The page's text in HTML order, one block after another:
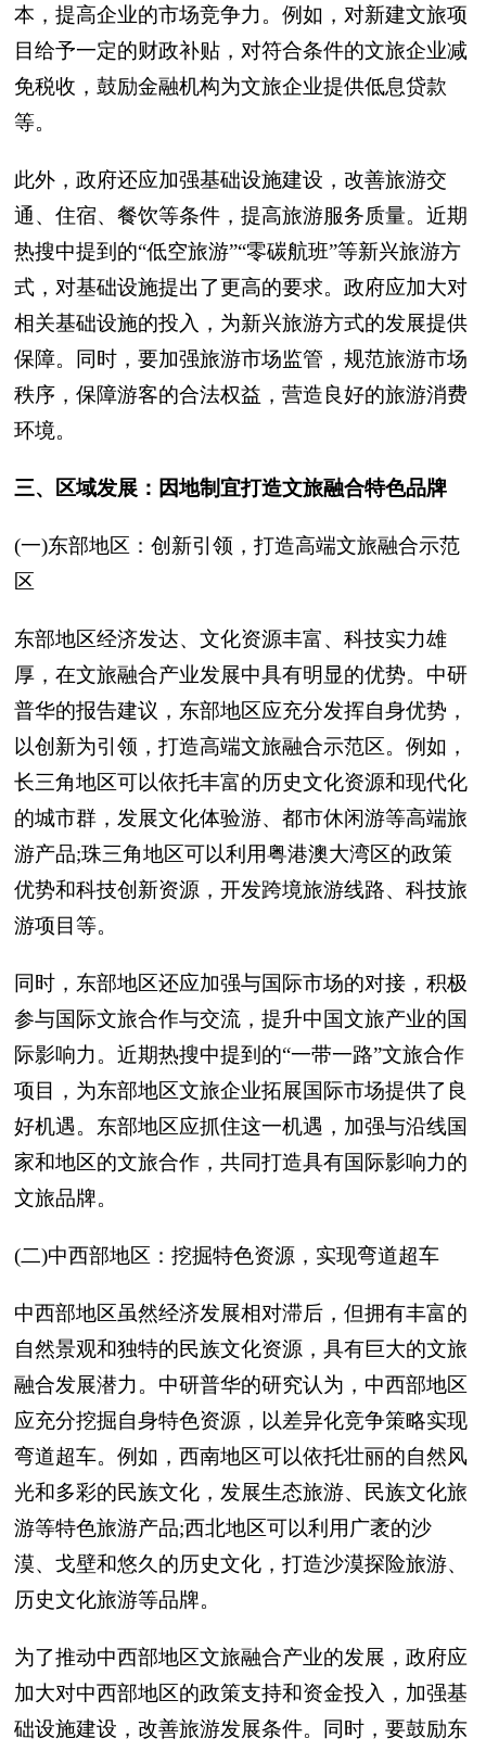
本，提高企业的市场竞争力。例如，对新建文旅项
目给予一定的财政补贴，对符合条件的文旅企业减
免税收，鼓励金融机构为文旅企业提供低息贷款
等。
此外，政府还应加强基础设施建设，改善旅游交
通、住宿、餐饮等条件，提高旅游服务质量。近期
热搜中提到的“低空旅游”“零碳航班”等新兴旅游方
式，对基础设施提出了更高的要求。政府应加大对
相关基础设施的投入，为新兴旅游方式的发展提供
保障。同时，要加强旅游市场监管，规范旅游市场
秩序，保障游客的合法权益，营造良好的旅游消费
环境。
三、区域发展：因地制宜打造文旅融合特色品牌
(一)东部地区：创新引领，打造高端文旅融合示范
区
东部地区经济发达、文化资源丰富、科技实力雄
厚，在文旅融合产业发展中具有明显的优势。中研
普华的报告建议，东部地区应充分发挥自身优势，
以创新为引领，打造高端文旅融合示范区。例如，
长三角地区可以依托丰富的历史文化资源和现代化
的城市群，发展文化体验游、都市休闲游等高端旅
游产品;珠三角地区可以利用粤港澳大湾区的政策
优势和科技创新资源，开发跨境旅游线路、科技旅
游项目等。
同时，东部地区还应加强与国际市场的对接，积极
参与国际文旅合作与交流，提升中国文旅产业的国
际影响力。近期热搜中提到的“一带一路”文旅合作
项目，为东部地区文旅企业拓展国际市场提供了良
好机遇。东部地区应抓住这一机遇，加强与沿线国
家和地区的文旅合作，共同打造具有国际影响力的
文旅品牌。
(二)中西部地区：挖掘特色资源，实现弯道超车
中西部地区虽然经济发展相对滞后，但拥有丰富的
自然景观和独特的民族文化资源，具有巨大的文旅
融合发展潜力。中研普华的研究认为，中西部地区
应充分挖掘自身特色资源，以差异化竞争策略实现
弯道超车。例如，西南地区可以依托壮丽的自然风
光和多彩的民族文化，发展生态旅游、民族文化旅
游等特色旅游产品;西北地区可以利用广袤的沙
漠、戈壁和悠久的历史文化，打造沙漠探险旅游、
历史文化旅游等品牌。
为了推动中西部地区文旅融合产业的发展，政府应
加大对中西部地区的政策支持和资金投入，加强基
础设施建设，改善旅游发展条件。同时，要鼓励东